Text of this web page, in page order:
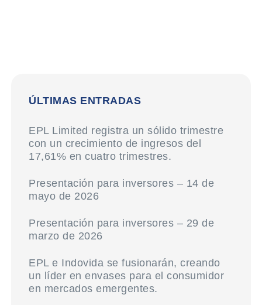
ÚLTIMAS ENTRADAS
EPL Limited registra un sólido trimestre
con un crecimiento de ingresos del
17,61% en cuatro trimestres.
Presentación para inversores – 14 de
mayo de 2026
Presentación para inversores – 29 de
marzo de 2026
EPL e Indovida se fusionarán, creando
un líder en envases para el consumidor
en mercados emergentes.